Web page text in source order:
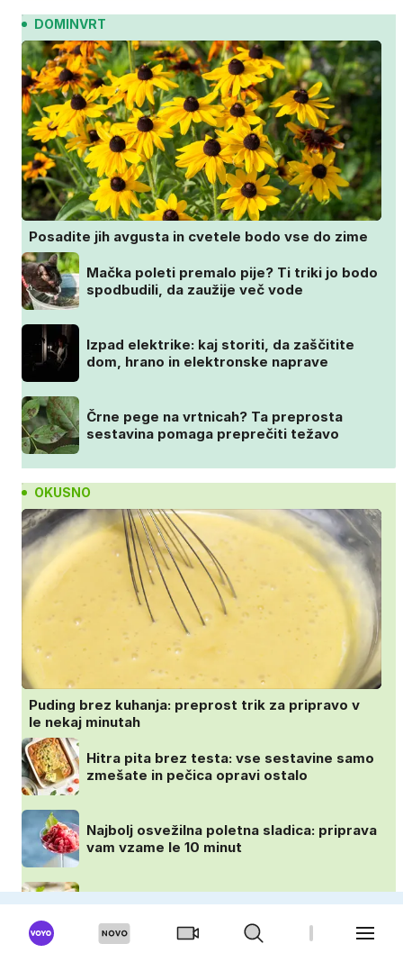
DOMINVRT
Posadite jih avgusta in cvetele bodo vse do zime
Mačka poleti premalo pije? Ti triki jo bodo
spodbudili, da zaužije več vode
Izpad elektrike: kaj storiti, da zaščitite
dom, hrano in elektronske naprave
Črne pege na vrtnicah? Ta preprosta
sestavina pomaga preprečiti težavo
OKUSNO
Puding brez kuhanja: preprost trik za pripravo v
le nekaj minutah
Hitra pita brez testa: vse sestavine samo
zmešate in pečica opravi ostalo
Najbolj osvežilna poletna sladica: priprava
vam vzame le 10 minut
Ideja za vroče dni, ki navduši z
lahkotnostjo in svežino